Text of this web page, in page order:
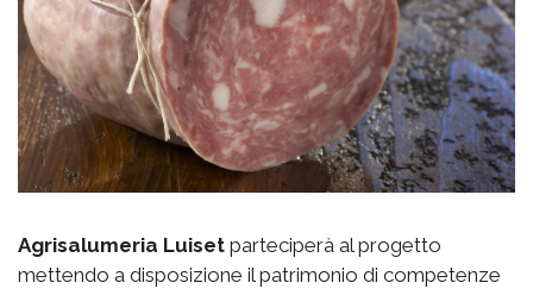
Agrisalumeria Luiset parteciperà al progetto
mettendo a disposizione il patrimonio di competenze